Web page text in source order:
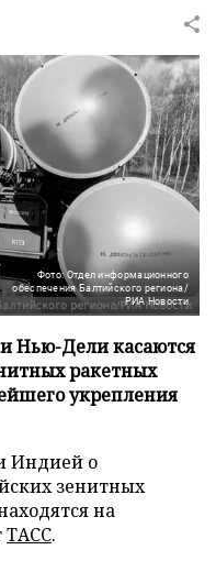
Фото: Отдел информационного
обеспечения Балтийского региона/
РИА Новости
Нью-Дели касаются
ракетных
укрепления
Индией о
зенитных
на
ТАСС.